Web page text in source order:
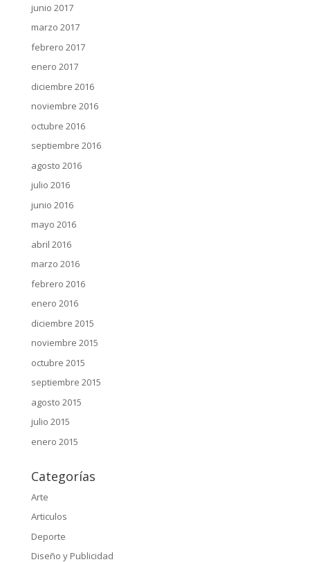
junio 2017
marzo 2017
febrero 2017
enero 2017
diciembre 2016
noviembre 2016
octubre 2016
septiembre 2016
agosto 2016
julio 2016
junio 2016
mayo 2016
abril 2016
marzo 2016
febrero 2016
enero 2016
diciembre 2015
noviembre 2015
octubre 2015
septiembre 2015
agosto 2015
julio 2015
enero 2015
Categorías
Arte
Articulos
Deporte
Diseño y Publicidad